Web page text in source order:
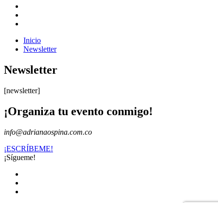
Inicio
Newsletter
Newsletter
[newsletter]
¡Organiza tu evento conmigo!
info@adrianaospina.com.co
¡ESCRÍBEME!
¡Sígueme!